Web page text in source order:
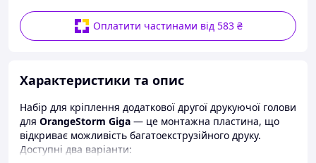
Оплатити частинами від 583 ₴
Характеристики та опис
Набір для кріплення додаткової другої друкуючої голови
для OrangeStorm Giga — це монтажна пластина, що
відкриває можливість багатоекструзійного друку.
Доступні два варіанти: